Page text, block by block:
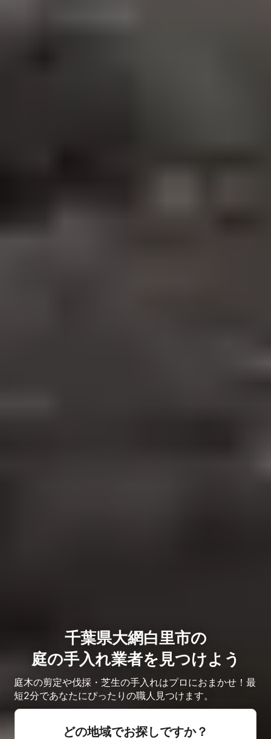
千葉県大網白里市の
庭の手入れ業者を見つけよう
庭木の剪定や伐採・芝生の手入れはプロにおまかせ！最
短2分であなたにぴったりの職人見つけます。
どの地域でお探しですか？